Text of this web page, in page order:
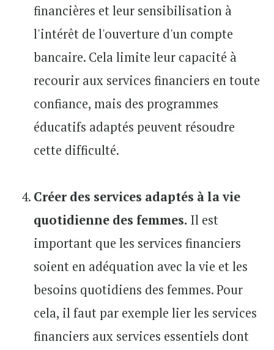
financières et leur sensibilisation à
l'intérêt de l'ouverture d'un compte
bancaire. Cela limite leur capacité à
recourir aux services financiers en toute
confiance, mais des programmes
éducatifs adaptés peuvent résoudre
cette difficulté.
Créer des services adaptés à la vie
quotidienne des femmes. Il est
important que les services financiers
soient en adéquation avec la vie et les
besoins quotidiens des femmes. Pour
cela, il faut par exemple lier les services
financiers aux services essentiels dont